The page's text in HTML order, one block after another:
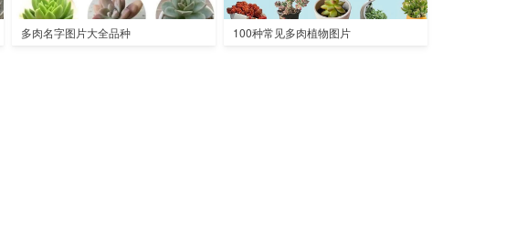
多肉名字图片大全品种 100种常见多肉植物图片